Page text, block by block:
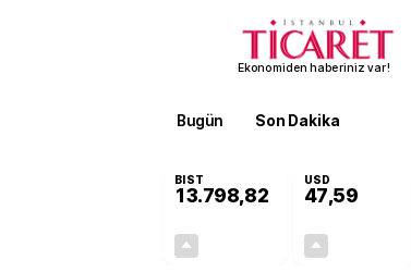
Ekonomiden haberiniz var!
Bugün Son Dakika
BIST
13.798,82
USD
47,59